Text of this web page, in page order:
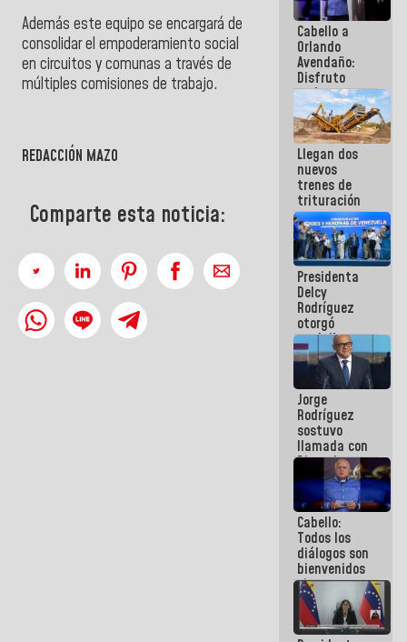
Además este equipo se encargará de
consolidar el empoderamiento social
en circuitos y comunas a través de
múltiples comisiones de trabajo.
REDACCIÓN MAZO
Comparte esta noticia:
Cabello a
Orlando
Avendaño:
Disfruto
cada vez
que escribes
porque lo
que haces
es
embarrarla
Llegan dos
nuevos
trenes de
trituración
para
optimizar
manejo de
escombros
en La Guaira
Presidenta
Delcy
Rodríguez
otorgó
medalla
"Héroe de
Venezuela"
a servidores
públicos
Jorge
Rodríguez
sostuvo
llamada con
Dinorah
Figuera y
acuerdan
primer
encuentro
presencial
para el
diálogo
Cabello:
Todos los
diálogos son
bienvenidos
siempre que
estén en el
marco de la
Constitución